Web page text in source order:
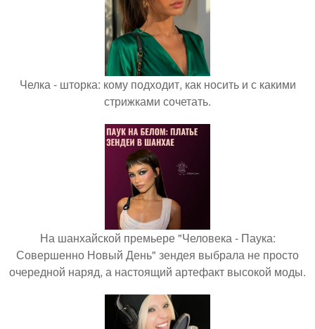
Челка - шторка: кому подходит, как носить и с какими
стрижками сочетать.
На шанхайской премьере "Человека - Паука:
Совершенно Новый День" зендея выбрала не просто
очередной наряд, а настоящий артефакт высокой моды.